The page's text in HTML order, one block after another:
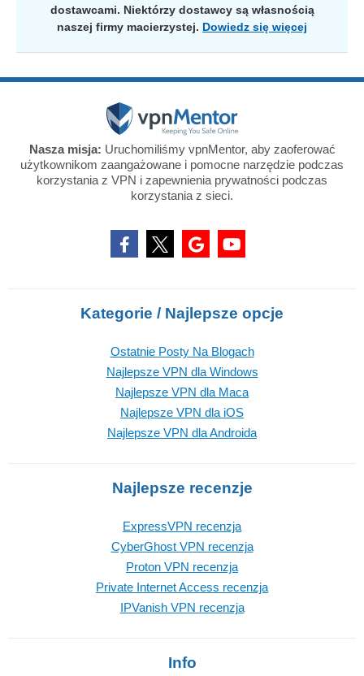
dostawcami. Niektórzy dostawcy są własnością
naszej firmy macierzystej. Dowiedz się więcej
Nasza misja: Uruchomiliśmy vpnMentor, aby zaoferować
użytkownikom zaangażowane i pomocne narzędzie podczas
korzystania z VPN i zapewnienia prywatności podczas
korzystania z sieci.
Kategorie / Najlepsze opcje
Ostatnie Posty Na Blogach
Najlepsze VPN dla Windows
Najlepsze VPN dla Maca
Najlepsze VPN dla iOS
Najlepsze VPN dla Androida
Najlepsze recenzje
ExpressVPN recenzja
CyberGhost VPN recenzja
Proton VPN recenzja
Private Internet Access recenzja
IPVanish VPN recenzja
Info